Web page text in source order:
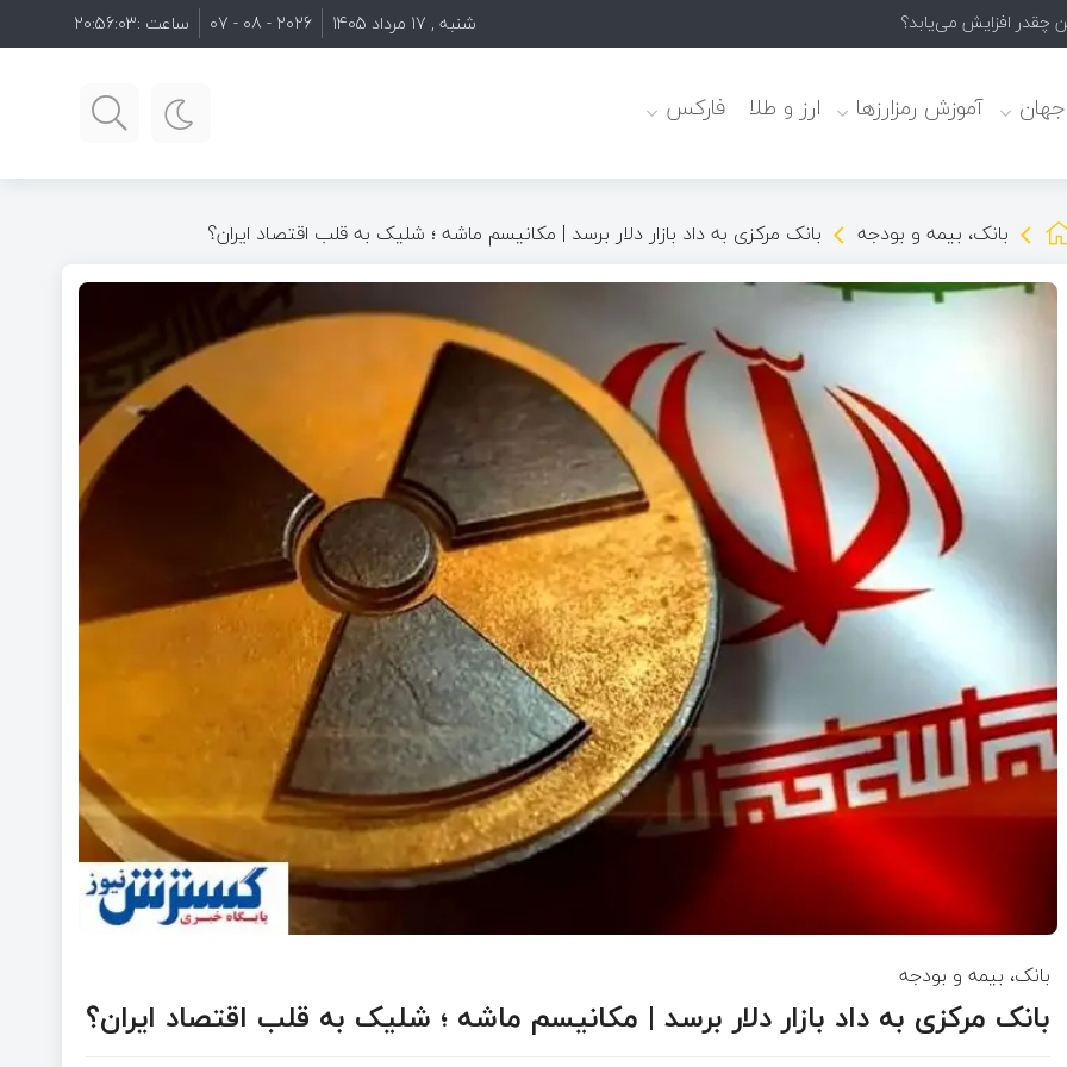
شنبه , 17 مرداد 1405 2026 - 08 - 07 ساعت :20:56:04
جهان آموزش رمزارزها ارز و طلا فارکس
بانک، بیمه و بودجه بانک مرکزی به داد بازار دلار برسد | مکانیسم ماشه ؛ شلیک به قلب اقتصاد ایران؟
بانک، بیمه و بودجه
بانک مرکزی به داد بازار دلار برسد | مکانیسم ماشه ؛ شلیک به قلب اقتصاد ایران؟